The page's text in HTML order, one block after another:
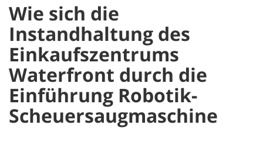
Wie sich die
Instandhaltung des
Einkaufszentrums
Waterfront durch die
Einführung Robotik-
Scheuersaugmaschine